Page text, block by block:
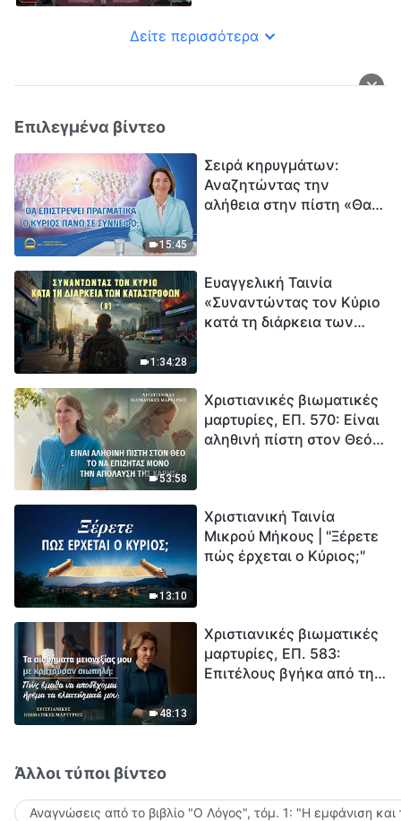
χριστιανών από το ΚΚΚ
Δείτε περισσότερα
Επιλεγμένα βίντεο
15:45
Σειρά κηρυγμάτων:
Αναζητώντας την
αλήθεια στην πίστη «Θα
1:34:28
Ευαγγελική Ταινία
«Συναντώντας τον Κύριο
κατά τη διάρκεια των
εξαφάνισης». Οι
καταστροφές χτυπούν.
Ξεκινά η αντίστροφη
53:58
Χριστιανικές βιωματικές
μαρτυρίες, ΕΠ. 570: Είναι
αληθινή πίστη στον Θεό
13:10
Χριστιανική Ταινία
Μικρού Μήκους | "Ξέρετε
πώς έρχεται ο Κύριος;"
48:13
Χριστιανικές βιωματικές
μαρτυρίες, ΕΠ. 583:
Επιτέλους βγήκα από τη
Άλλοι τύποι βίντεο
Αναγνώσεις από το βιβλίο "Ο Λόγος", τόμ. 1: "Η εμφάνιση